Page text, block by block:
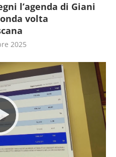
l’agenda di Giani
volta
2025